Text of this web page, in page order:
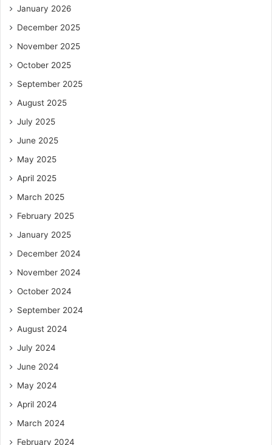
January 2026
December 2025
November 2025
October 2025
September 2025
August 2025
July 2025
June 2025
May 2025
April 2025
March 2025
February 2025
January 2025
December 2024
November 2024
October 2024
September 2024
August 2024
July 2024
June 2024
May 2024
April 2024
March 2024
February 2024